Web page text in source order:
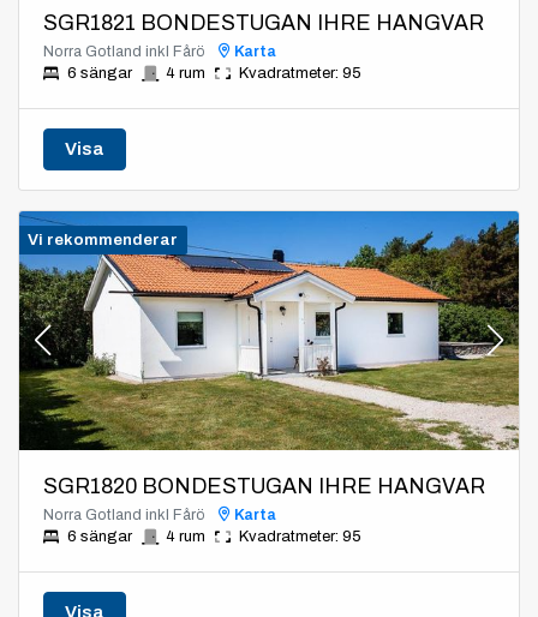
SGR1821 BONDESTUGAN IHRE HANGVAR
Norra Gotland inkl Fårö
Karta
6 sängar
4 rum Kvadratmeter: 95
Visa
Vi rekommenderar
SGR1820 BONDESTUGAN IHRE HANGVAR
Norra Gotland inkl Fårö
Karta
6 sängar
4 rum Kvadratmeter: 95
Visa